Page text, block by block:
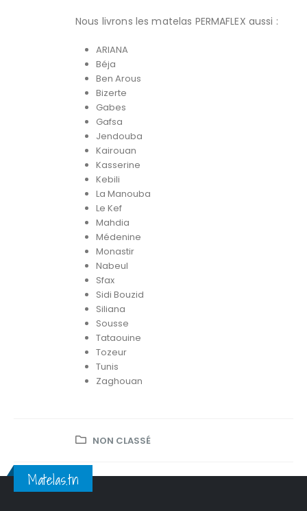
Nous livrons les matelas PERMAFLEX aussi :
ARIANA
Béja
Ben Arous
Bizerte
Gabes
Gafsa
Jendouba
Kairouan
Kasserine
Kebili
La Manouba
Le Kef
Mahdia
Médenine
Monastir
Nabeul
Sfax
Sidi Bouzid
Siliana
Sousse
Tataouine
Tozeur
Tunis
Zaghouan
NON CLASSÉ
Matelas.tn